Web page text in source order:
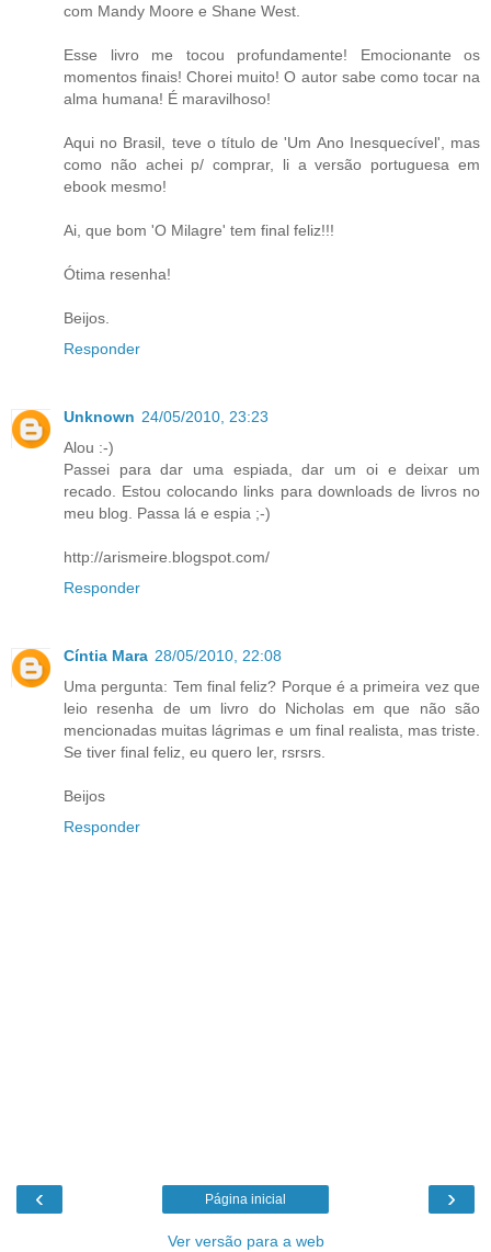
com Mandy Moore e Shane West.
Esse livro me tocou profundamente! Emocionante os
momentos finais! Chorei muito! O autor sabe como tocar na
alma humana! É maravilhoso!
Aqui no Brasil, teve o título de 'Um Ano Inesquecível', mas
como não achei p/ comprar, li a versão portuguesa em
ebook mesmo!
Ai, que bom 'O Milagre' tem final feliz!!!
Ótima resenha!
Beijos.
Responder
Unknown 24/05/2010, 23:23
Alou :-)
Passei para dar uma espiada, dar um oi e deixar um
recado. Estou colocando links para downloads de livros no
meu blog. Passa lá e espia ;-)
http://arismeire.blogspot.com/
Responder
Cíntia Mara 28/05/2010, 22:08
Uma pergunta: Tem final feliz? Porque é a primeira vez que
leio resenha de um livro do Nicholas em que não são
mencionadas muitas lágrimas e um final realista, mas triste.
Se tiver final feliz, eu quero ler, rsrsrs.
Beijos
Responder
‹ ›
Página inicial
Ver versão para a web